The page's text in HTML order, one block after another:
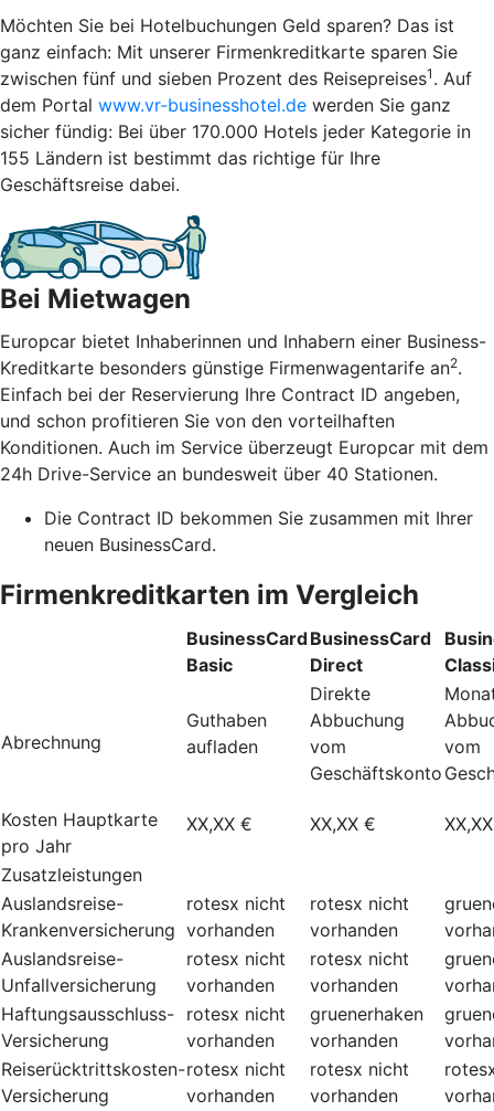
Möchten Sie bei Hotelbuchungen Geld sparen? Das ist
ganz einfach: Mit unserer Firmenkreditkarte sparen Sie
zwischen fünf und sieben Prozent des Reisepreises1 . Auf
dem Portal www.vr-businesshotel.de werden Sie ganz
sicher fündig: Bei über 170.000 Hotels jeder Kategorie in
155 Ländern ist bestimmt das richtige für Ihre
Geschäftsreise dabei.
Bei Mietwagen
Europcar bietet Inhaberinnen und Inhabern einer Business-
Kreditkarte besonders günstige Firmenwagentarife an2.
Einfach bei der Reservierung Ihre Contract ID angeben,
und schon profitieren Sie von den vorteilhaften
Konditionen. Auch im Service überzeugt Europcar mit dem
24h Drive-Service an bundesweit über 40 Stationen.
Die Contract ID bekommen Sie zusammen mit Ihrer
neuen BusinessCard.
Firmenkreditkarten im Vergleich
BusinessCard
Basic
BusinessCard
Direct
Abrechnung
Guthaben
aufladen
Direkte
Abbuchung
vom
Geschäftskonto
vom
Kosten Hauptkarte
pro Jahr
XX,XX € XX,XX €
Zusatzleistungen
Auslandsreise-
Krankenversicherung
rotesx nicht
vorhanden
rotesx nicht
vorhanden
Auslandsreise-
Unfallversicherung
rotesx nicht
vorhanden
rotesx nicht
vorhanden
Haftungsausschluss-
Versicherung
rotesx nicht
vorhanden
gruenerhaken
vorhanden
Reiserücktrittskosten-
Versicherung
rotesx nicht
vorhanden
rotesx nicht
vorhanden